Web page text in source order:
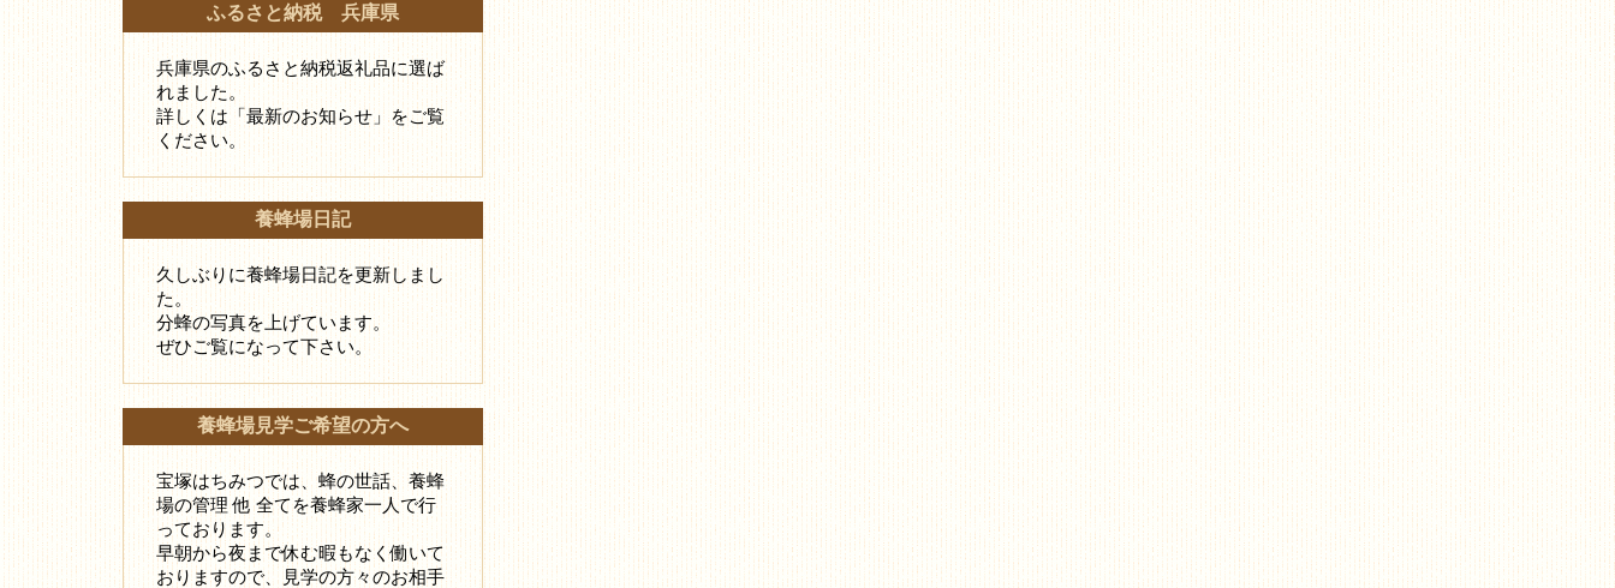
ふるさと納税 兵庫県
兵庫県のふるさと納税返礼品に選ば
れました。
詳しくは「最新のお知らせ」をご覧
ください。
養蜂場日記
久しぶりに養蜂場日記を更新しまし
た。
分蜂の写真を上げています。
ぜひご覧になって下さい。
養蜂場見学ご希望の方へ
宝塚はちみつでは、蜂の世話、養蜂
場の管理 他 全てを養蜂家一人で行
っております。
早朝から夜まで休む暇もなく働いて
おりますので、見学の方々のお相手